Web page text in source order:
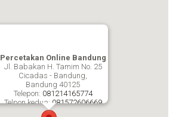
Percetakan Online Bandung
Jl. Babakan H. Tamim No. 25
Cicadas - Bandung,
Bandung 40125
Telepon: 081214165774
Telpon kedua: 081572606669
Percetakan Online Bandung